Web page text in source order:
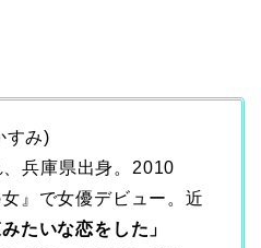
すみ)
兵庫県出身。2010
』で女優デビュー。近
みたいな恋をした」